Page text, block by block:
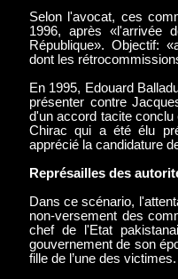
Selon l'avocat, ces
1996, après «l'arrivée
République». Objectif:
dont les
En 1995, Edouard
présenter contre
d'un accord tacite
Chirac qui a été élu
apprécié la candidature
Représailles des
Dans ce scénario,
non-versement des
chef de l'Etat
gouvernement de son
fille de l’une des victimes.